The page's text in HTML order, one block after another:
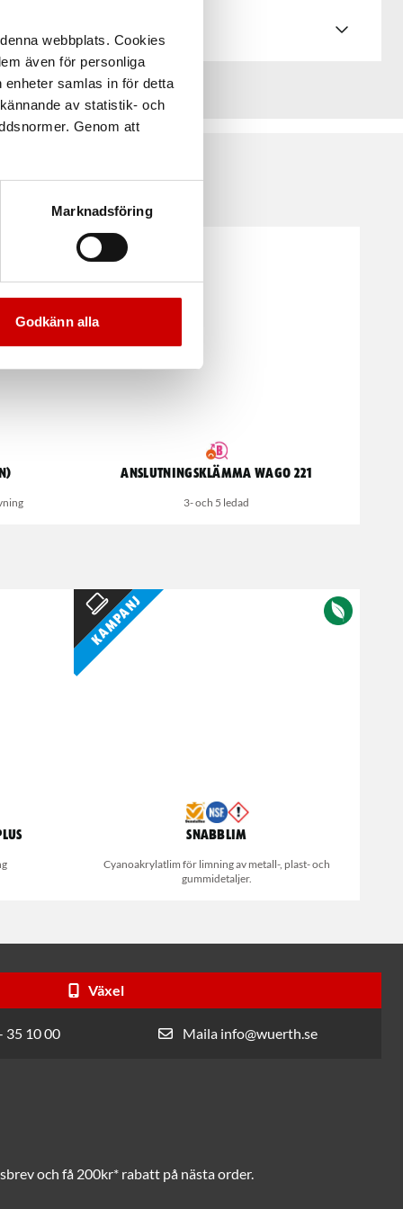
webbplats. Cookies
även för personliga
samlas in för detta
av statistik- och
Genom att
Marknadsföring
Godkänn alla
Anslutningsklämma Wago 221
3- och 5 ledad
Kampanj
Snabblim
Cyanoakrylatlim för limning av metall-, plast- och
gummidetaljer.
Växel
35 10 00 Maila info@wuerth.se
och få 200kr* rabatt på nästa order.